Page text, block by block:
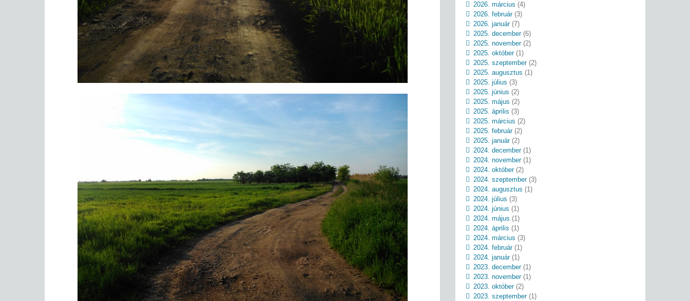
2026. március (4)
2026. február(3)
2026. január(7)
2025. december(6)
2025. november(2)
2025. október(1)
2025. szeptember(2)
2025. augusztus (1)
2025. július (3)
2025. június (2)
2025. május (2)
2025. április (3)
2025. március (2)
2025. február(2)
2025. január(2)
2024. december(1)
2024. november(1)
2024. október(2)
2024. szeptember(3)
2024. augusztus (1)
2024. július (3)
2024. június (1)
2024. május (1)
2024. április (1)
2024. március (3)
2024. február(1)
2024. január(1)
2023. december(1)
2023. november(1)
2023. október(2)
2023. szeptember(1)